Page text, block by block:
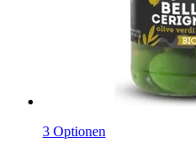
3 Optionen